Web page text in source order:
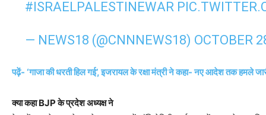
#ISRAELPALESTINEWAR
— NEWS18 (@CNNNEWS18) OCTOBER
पढ़ें- ‘गाजा की धरती हिल गई’, इजरायल के रक्षा मंत्री ने कहा- नए आदेश तक हमले
क्या कहा BJP के प्रदेश अध्यक्ष ने